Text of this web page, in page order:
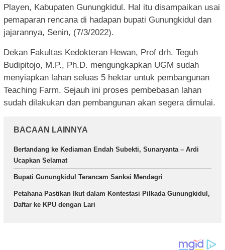
Playen, Kabupaten Gunungkidul. Hal itu disampaikan usai
pemaparan rencana di hadapan bupati Gunungkidul dan
jajarannya, Senin, (7/3/2022).
Dekan Fakultas Kedokteran Hewan, Prof drh. Teguh
Budipitojo, M.P., Ph.D. mengungkapkan UGM sudah
menyiapkan lahan seluas 5 hektar untuk pembangunan
Teaching Farm. Sejauh ini proses pembebasan lahan
sudah dilakukan dan pembangunan akan segera dimulai.
BACAAN LAINNYA
Bertandang ke Kediaman Endah Subekti, Sunaryanta – Ardi
Ucapkan Selamat
Bupati Gunungkidul Terancam Sanksi Mendagri
Petahana Pastikan Ikut dalam Kontestasi Pilkada Gunungkidul,
Daftar ke KPU dengan Lari